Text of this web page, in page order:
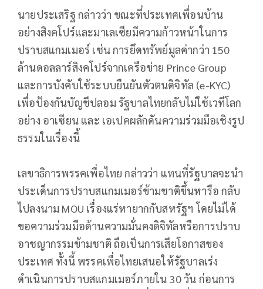
นายประเสริฐ กล่าวว่า ขณะที่ประเทศเพื่อนบ้าน
อย่างสิงคโปร์และมาเลเซียมีความก้าวหน้าในการ
ปราบสแกมเมอร์ เช่น การยึดทรัพย์มูลค่ากว่า 150
ล้านดอลลาร์สิงคโปร์จากเครือข่าย Prince Group
และการบังคับใช้ระบบยืนยันตัวตนดิจิทัล (e-KYC)
เพื่อป้องกันบัญชีปลอม รัฐบาลไทยกลับไม่ใช้เวทีโลก
อย่าง อาเซียน และ เอเปคผลักดันความร่วมมือเชิงรูป
ธรรมในเรื่องนี้
เลขาธิการพรรคเพื่อไทย กล่าวว่า แทนที่รัฐบาลจะนำ
ประเด็นการปราบสแกมเมอร์ข้ามชาติขึ้นหารือ กลับ
ไปลงนาม MOU เรื่องแร่หายากกับสหรัฐฯ โดยไม่ได้
ขอความร่วมมือด้านความมั่นคงดิจิทัลหรือการปราบ
อาชญากรรมข้ามชาติ ถือเป็นการเสียโอกาสของ
ประเทศ ทั้งนี้ พรรคเพื่อไทยเสนอให้รัฐบาลเร่ง
ดำเนินการปราบสแกมเมอร์ภายใน 30 วัน ก่อนการ